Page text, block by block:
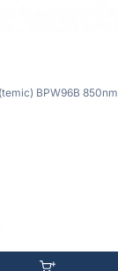
BPW96B 850nm